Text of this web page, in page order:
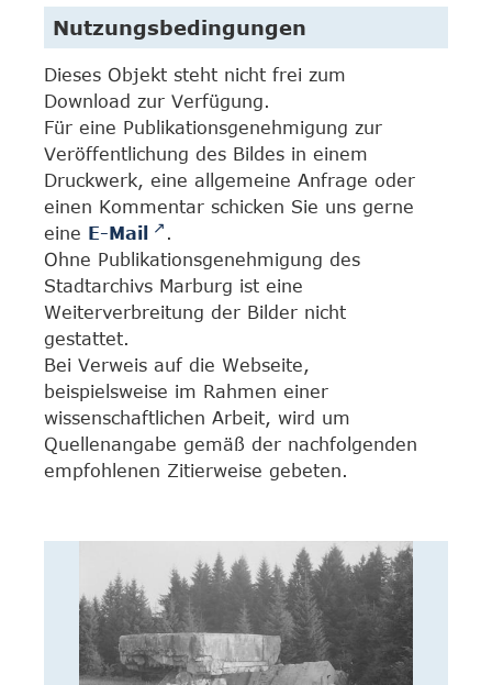
Nutzungsbedingungen
Dieses Objekt steht nicht frei zum
Download zur Verfügung.
Für eine Publikationsgenehmigung zur
Veröffentlichung des Bildes in einem
Druckwerk, eine allgemeine Anfrage oder
einen Kommentar schicken Sie uns gerne
eine E-Mail
.
Ohne Publikationsgenehmigung des
Stadtarchivs Marburg ist eine
Weiterverbreitung der Bilder nicht
gestattet.
Bei Verweis auf die Webseite,
beispielsweise im Rahmen einer
wissenschaftlichen Arbeit, wird um
Quellenangabe gemäß der nachfolgenden
empfohlenen Zitierweise gebeten.